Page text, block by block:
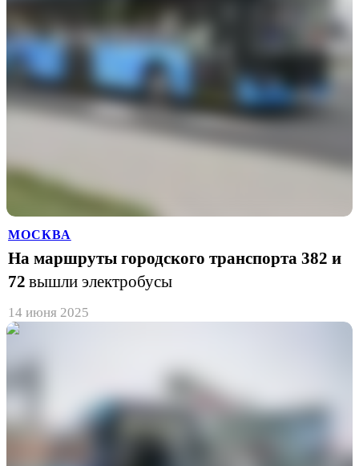
МОСКВА
На маршруты городского транспорта 382 и
72 вышли электробусы
14 июня 2025